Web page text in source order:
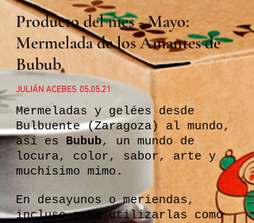
Producto del mes - Mayo:
Mermelada de los Amantes de
Bubub
JULIÁN ACEBES 05.05.21
Mermeladas y gelées desde
Bulbuente (Zaragoza) al mundo,
así es Bubub, un mundo de
locura, color, sabor, arte y
muchísimo mimo.
En desayunos o meriendas,
incluso para utilizarlas como